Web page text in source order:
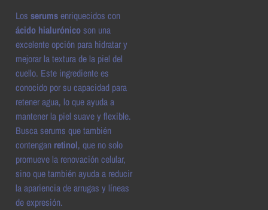
Los serumsenriquecidos con
ácido hialurónicoson una
excelente opción para hidratar y
mejorar la textura de la piel del
cuello. Este ingrediente es
conocido por su capacidad para
retener agua, lo que ayuda a
mantener la piel suave y flexible.
Busca serums que también
contengan retinol, que no solo
promueve la renovación celular,
sino que también ayuda a reducir
la apariencia de arrugas y líneas
de expresión.